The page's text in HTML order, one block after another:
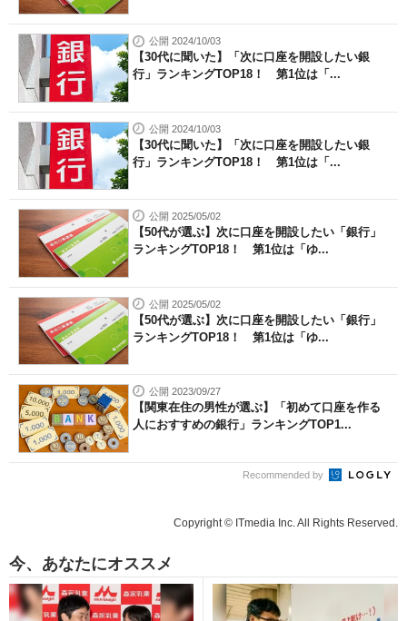
公開 2024/10/03
【30代に聞いた】「次に口座を開設したい銀
行」ランキングTOP18！ 第1位は「...
公開 2024/10/03
【30代に聞いた】「次に口座を開設したい銀
行」ランキングTOP18！ 第1位は「...
公開 2025/05/02
【50代が選ぶ】次に口座を開設したい「銀行」
ランキングTOP18！ 第1位は「ゆ...
公開 2025/05/02
【50代が選ぶ】次に口座を開設したい「銀行」
ランキングTOP18！ 第1位は「ゆ...
公開 2023/09/27
【関東在住の男性が選ぶ】「初めて口座を作る
人におすすめの銀行」ランキングTOP1...
Recommended by
Copyright © ITmedia Inc. All Rights Reserved.
今、あなたにオススメ